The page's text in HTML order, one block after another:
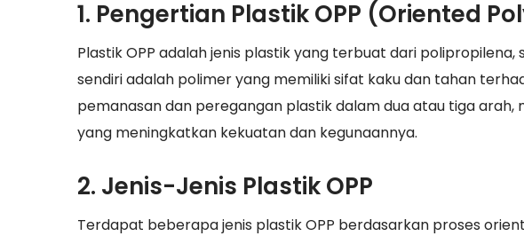
1. Pengertian Plastik OPP (Oriented
Plastik OPP adalah jenis plastik yang terbuat dari
sendiri adalah polimer yang memiliki sifat kaku dan tahan
pemanasan dan peregangan plastik dalam dua atau tiga
yang meningkatkan kekuatan dan kegunaannya.
2. Jenis-Jenis Plastik OPP
Terdapat beberapa jenis plastik OPP berdasarkan proses